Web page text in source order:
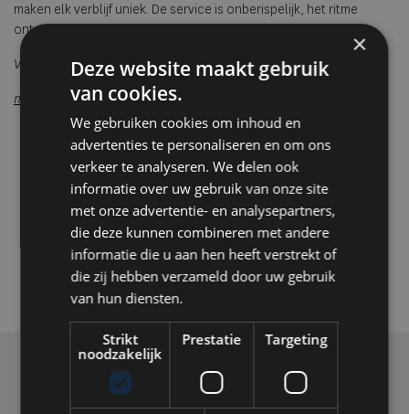
maken elk verblijf uniek. De service is onberispelijk, het ritme
ontspannen, de ervaring onvergetelijk.
Vanaf € 990 per nacht
mandarinoriental.com/costa-navarino
×
Deze website maakt gebruik
van cookies.
We gebruiken cookies om inhoud en
advertenties te personaliseren en om ons
verkeer te analyseren. We delen ook
informatie over uw gebruik van onze site
met onze advertentie- en analysepartners,
die deze kunnen combineren met andere
informatie die u aan hen heeft verstrekt of
die zij hebben verzameld door uw gebruik
van hun diensten.
Strikt
noodzakelijk
Prestatie Targeting